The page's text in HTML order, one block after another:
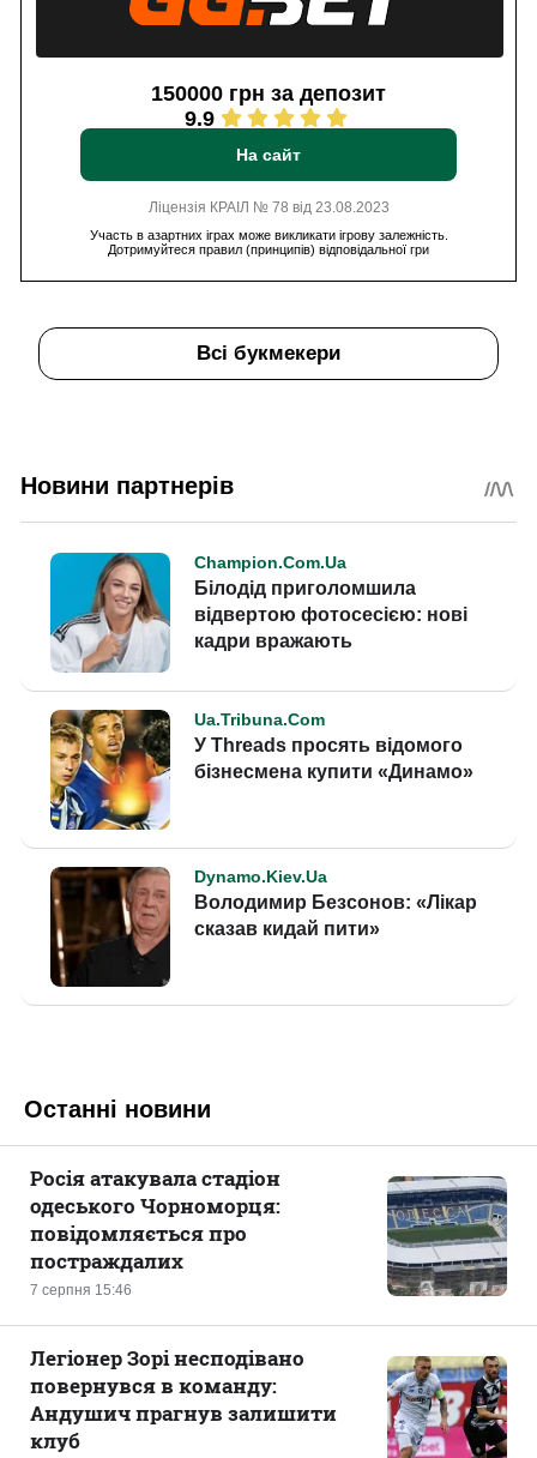
150000 грн за депозит
9.9
На сайт
Ліцензія КРАІЛ № 78 від 23.08.2023
Участь в азартних іграх може викликати ігрову залежність.
Дотримуйтеся правил (принципів) відповідальної гри
Всі букмекери
Останні новини
7 серпня 15:46
Росія атакувала стадіон
одеського Чорноморця:
повідомляється про
постраждалих
Легіонер Зорі несподівано
повернувся в команду:
Андушич прагнув залишити
клуб